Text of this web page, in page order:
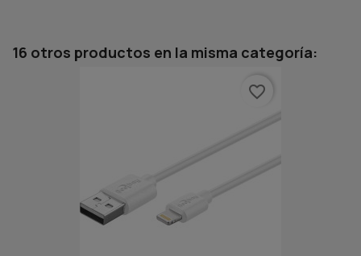
16 otros productos en la misma categoría:
favorite_border